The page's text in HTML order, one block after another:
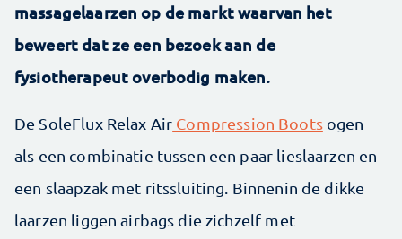
massagelaarzen op de markt waarvan het
beweert dat ze een bezoek aan de
fysiotherapeut overbodig maken.
De SoleFlux Relax Air Compression Bootsogen
als een combinatie tussen een paar lieslaarzen en
een slaapzak met ritssluiting. Binnenin de dikke
laarzen liggen airbags die zichzelf met